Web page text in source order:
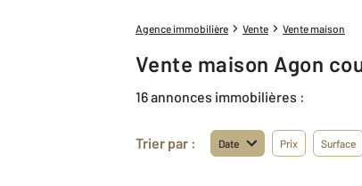
Agence immobilière Vente Vente maison
Vente maison Agon
16 annonces immobilières :
Trier par : Date Prix Surface